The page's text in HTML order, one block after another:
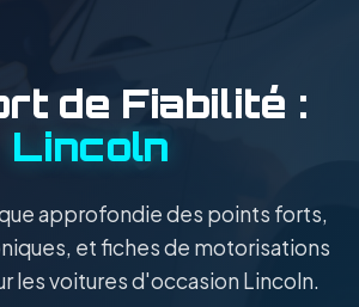
de Fiabilité :
Lincoln
approfondie des points forts,
et fiches de motorisations
les voitures d'occasion Lincoln.